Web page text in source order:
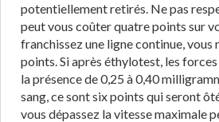
potentiellement retirés. Ne pas
peut vous coûter quatre points sur
franchissez une ligne continue, vous
points. Si après éthylotest, les
la présence de 0,25 à 0,40
sang, ce sont six points qui seront
vous dépassez la vitesse maximale